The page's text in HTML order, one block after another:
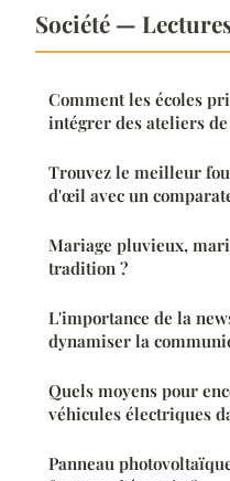
Société —
Comment les écoles
intégrer des ateliers
Trouvez le meilleur
d'œil avec un
Mariage pluvieux,
tradition ?
L'importance de la
dynamiser la
Quels moyens pour
véhicules électriques
Panneau